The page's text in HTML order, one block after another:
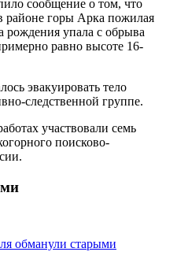
сообщение о том, что
районе горы Арка пожилая
рождения упала с обрыва
равно высоте 16-
эвакуировать тело
следственной группе.
участвовали семь
поисково-
обманули старыми